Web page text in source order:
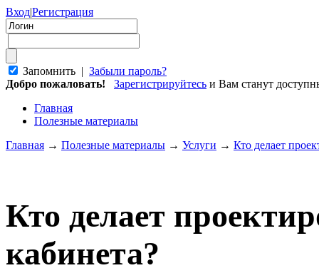
Вход|Регистрация
Запомнить | Забыли пароль?
Добро пожаловать!
Зарегистрируйтесь и Вам станут
Главная
Полезные материалы
Главная → Полезные материалы → Услуги → Кто делает
Кто делает
кабинета?